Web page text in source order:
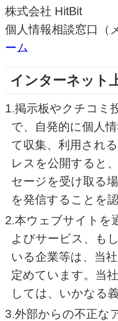
株式会社 HitBit
個人情報相談窓口（
ーム
インターネット
1.掲示板やクチコミ
で、自発的に個人
て収集、利用され
レスを公開すると
セージを受け取る
を発信することを
2.本ウェブサイトを
よびサービス、も
いる企業等は、当
定めています。当
しては、いかなる
3.外部からの不正な